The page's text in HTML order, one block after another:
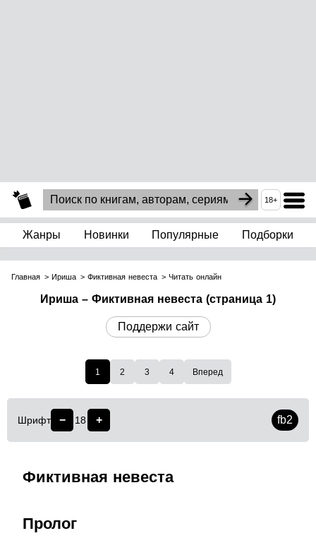
18+
Жанры Новинки Популярные Подборки
Главная Ириша Фиктивная невеста Читать онлайн
Ириша – Фиктивная невеста (страница 1)
Поддержи сайт
1 2 3 4 Вперед
Шрифт − 18 + fb2
Фиктивная невеста
Пролог